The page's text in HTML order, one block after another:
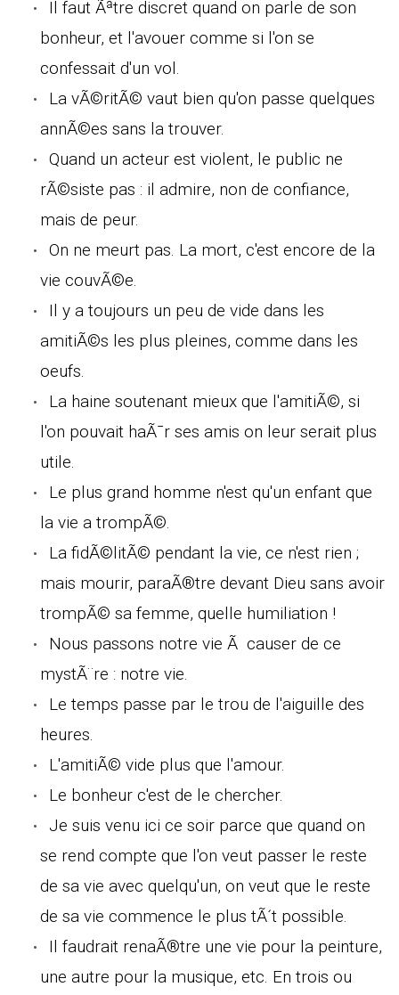
Il faut Ãªtre discret quand on parle de son
bonheur, et l'avouer comme si l'on se
confessait d'un vol.
La vÃ©ritÃ© vaut bien qu'on passe quelques
annÃ©es sans la trouver.
Quand un acteur est violent, le public ne
rÃ©siste pas : il admire, non de confiance,
mais de peur.
On ne meurt pas. La mort, c'est encore de la
vie couvÃ©e.
Il y a toujours un peu de vide dans les
amitiÃ©s les plus pleines, comme dans les
oeufs.
La haine soutenant mieux que l'amitiÃ©, si
l'on pouvait haÃ¯r ses amis on leur serait plus
utile.
Le plus grand homme n'est qu'un enfant que
la vie a trompÃ©.
La fidÃ©litÃ© pendant la vie, ce n'est rien ;
mais mourir, paraÃ®tre devant Dieu sans avoir
trompÃ© sa femme, quelle humiliation !
Nous passons notre vie Ã causer de ce
mystÃ¨re : notre vie.
Le temps passe par le trou de l'aiguille des
heures.
L'amitiÃ© vide plus que l'amour.
Le bonheur c'est de le chercher.
Je suis venu ici ce soir parce que quand on
se rend compte que l'on veut passer le reste
de sa vie avec quelqu'un, on veut que le reste
de sa vie commence le plus tÃ´t possible.
Il faudrait renaÃ®tre une vie pour la peinture,
une autre pour la musique, etc. En trois ou